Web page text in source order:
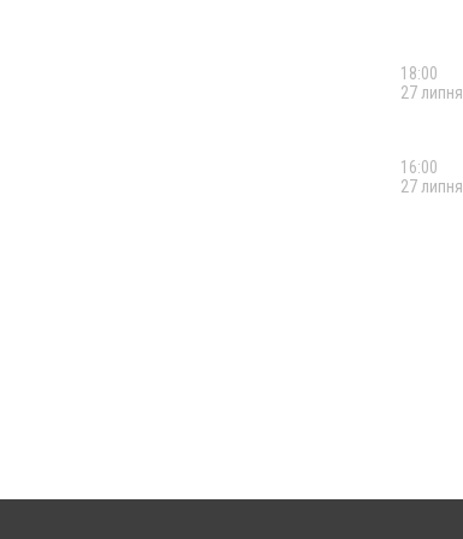
18:00
27 липня
16:00
27 липня